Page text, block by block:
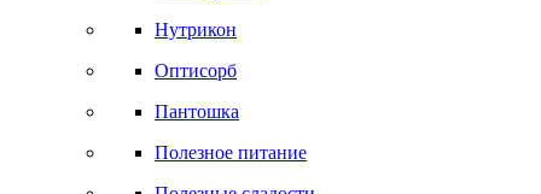
Нутрикон
Оптисорб
Пантошка
Полезное питание